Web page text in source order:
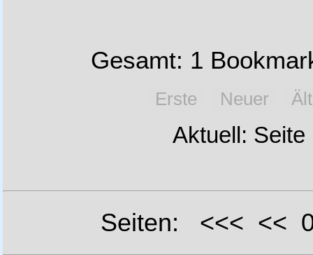
Gesamt: 1
Erste Neuer
Aktuell: Seite
Seiten: <<< <<